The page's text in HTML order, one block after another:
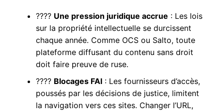
???? Une pression juridique accrue : Les lois
sur la propriété intellectuelle se durcissent
chaque année. Comme OCS ou Salto, toute
plateforme diffusant du contenu sans droit
doit faire preuve de ruse.
???? Blocages FAI: Les fournisseurs d’accès,
poussés par les décisions de justice, limitent
la navigation vers ces sites. Changer l’URL,